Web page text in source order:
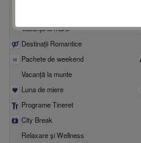
Vacanţă la mare
Destinații Romantice
Pachete de weekend
Vacanță la munte
Luna de miere
Programe Tineret
City Break
Relaxare și Wellness
fii prietenul nostru
Află primul cele mai noi